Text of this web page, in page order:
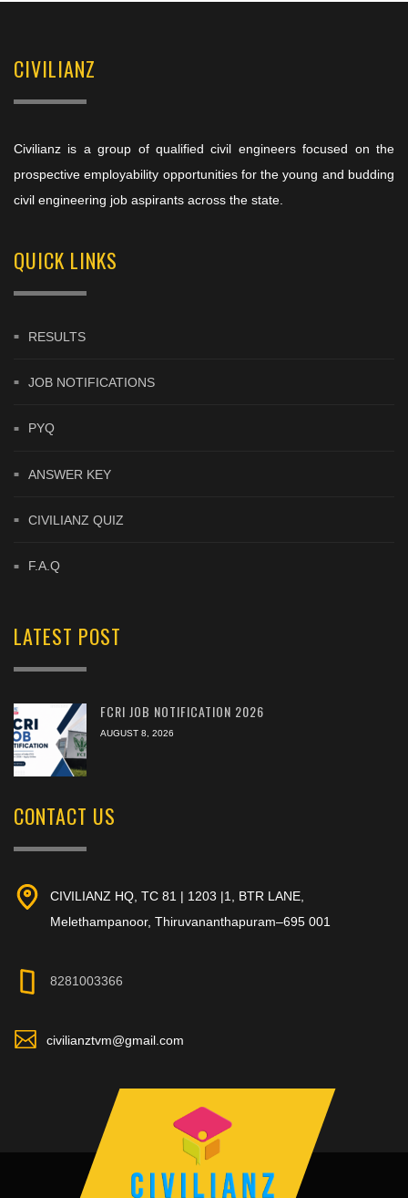
CIVILIANZ
Civilianz is a group of qualified civil engineers focused on the
prospective employability opportunities for the young and budding
civil engineering job aspirants across the state.
QUICK LINKS
RESULTS
JOB NOTIFICATIONS
PYQ
ANSWER KEY
CIVILIANZ QUIZ
F.A.Q
LATEST POST
FCRI JOB NOTIFICATION 2026
AUGUST 8, 2026
CONTACT US
CIVILIANZ HQ, TC 81 | 1203 |1, BTR LANE,
Melethampanoor, Thiruvananthapuram–695 001
8281003366
civilianztvm@gmail.com